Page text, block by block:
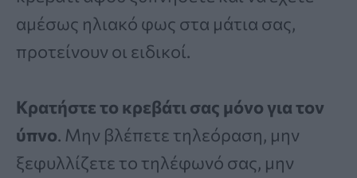
αμέσως ηλιακό φως στα μάτια σας,
προτείνουν οι ειδικοί.
Κρατήστε το κρεβάτι σας μόνο για τον
ύπνο. Μην βλέπετε τηλεόραση, μην
ξεφυλλίζετε το τηλέφωνό σας, μην